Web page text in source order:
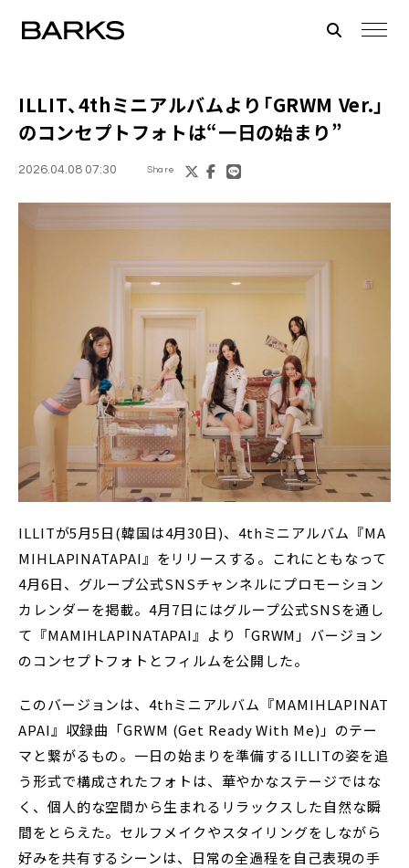
ILLIT、4thミニアルバムより「GRWM Ver.」
のコンセプトフォトは“一日の始まり”
2026.04.08 07:30 Share
ILLITが5月5日(韓国は4月30日)、4thミニアルバム『MA
MIHLAPINATAPAI』をリリースする。これにともなって
4月6日、グループ公式SNSチャンネルにプロモーション
カレンダーを掲載。4月7日にはグループ公式SNSを通し
て『MAMIHLAPINATAPAI』より「GRWM」バージョン
のコンセプトフォトとフィルムを公開した。
このバージョンは、4thミニアルバム『MAMIHLAPINAT
APAI』収録曲「GRWM (Get Ready With Me)」のテー
マと繋がるもの。一日の始まりを準備するILLITの姿を追
う形式で構成されたフォトは、華やかなステージではな
く、個人的な空間から生まれるリラックスした自然な瞬
間をとらえた。セルフメイクやスタイリングをしながら
好みを共有するシーンは、日常の全過程を自己表現の手